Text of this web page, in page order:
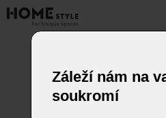
Záleží nám na
soukromí